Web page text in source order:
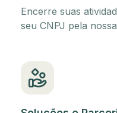
Encerre suas
seu CNPJ pela